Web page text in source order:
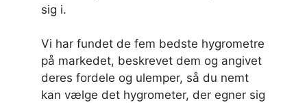
sig i.
Vi har fundet de fem bedste hygrometre
på markedet, beskrevet dem og angivet
deres fordele og ulemper, så du nemt
kan vælge det hygrometer, der egner sig